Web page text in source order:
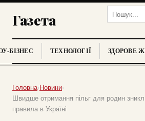
Газета
БІЗНЕС ТЕХНОЛОГІЇ ЗДОРОВЕ
Головна›Новини›
Швидше отримання пільг для родин
правила в Україні